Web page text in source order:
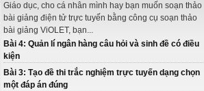
Giáo dục, cho cá nhân mình hay bạn muốn soạn thảo
bài giảng điện tử trực tuyến bằng công cụ soạn thảo
bài giảng ViOLET, bạn...
Bài 4: Quản lí ngân hàng câu hỏi và sinh đề có điều
kiện
Bài 3: Tạo đề thi trắc nghiệm trực tuyến dạng chọn
một đáp án đúng